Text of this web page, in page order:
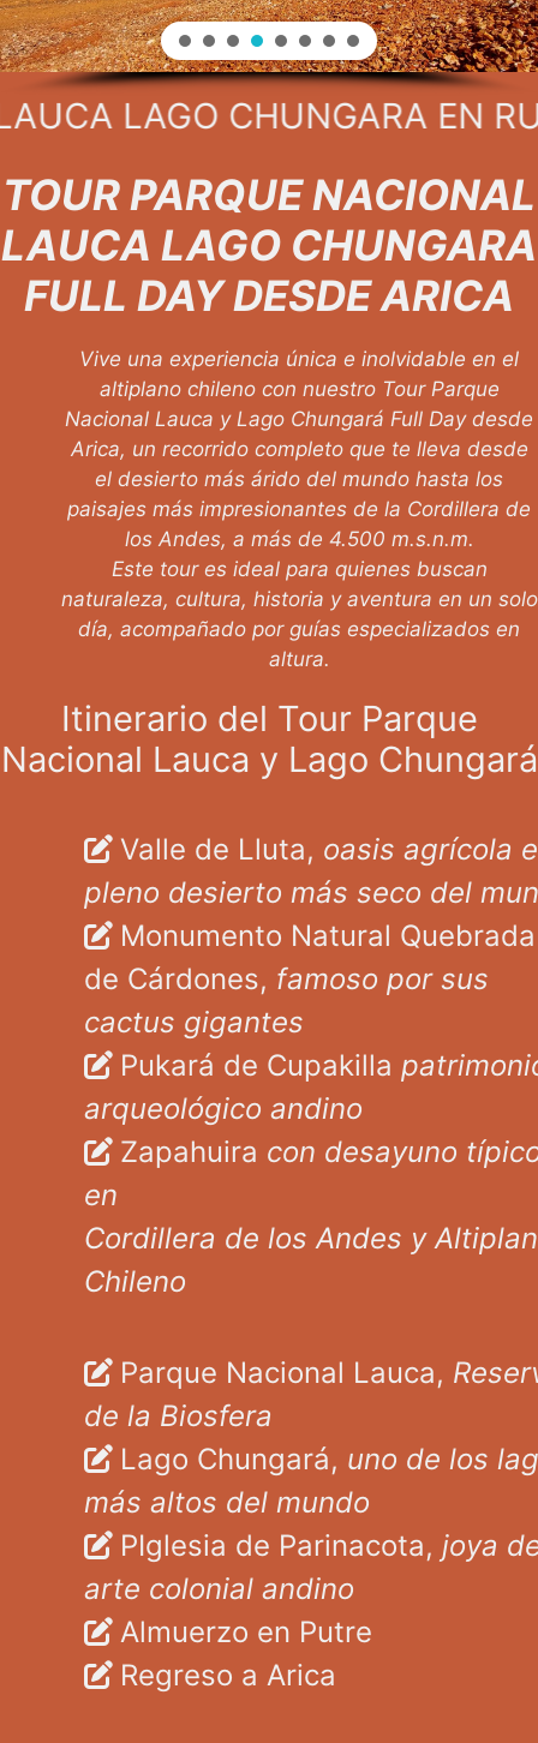
LAGO CHUNGARA EN
TOUR PARQUE NACIONAL
LAUCA LAGO CHUNGARA
FULL DAY DESDE ARICA
Vive una experiencia única e inolvidable en el
altiplano chileno con nuestro Tour Parque
Nacional Lauca y Lago Chungará Full Day desde
Arica, un recorrido completo que te lleva desde
el desierto más árido del mundo hasta los
paisajes más impresionantes de la Cordillera de
los Andes, a más de 4.500 m.s.n.m.
Este tour es ideal para quienes buscan
naturaleza, cultura, historia y aventura en un solo
día, acompañado por guías especializados en
altura.
Itinerario del Tour Parque
Nacional Lauca y Lago Chungará
Valle de Lluta, oasis agrícola
pleno desierto más seco del
Monumento Natural Quebrada
de Cárdones, famoso por sus
cactus gigantes
Pukará de Cupakilla
arqueológico andino
Zapahuira con desayuno
en
Cordillera de los Andes y
Chileno
Parque Nacional Lauca,
de la Biosfera
Lago Chungará, uno de los
más altos del mundo
PIglesia de Parinacota, joya
arte colonial andino
Almuerzo en Putre
Regreso a Arica